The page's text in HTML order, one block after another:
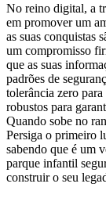
No reino digital, a
em promover um
as suas conquistas
um compromisso
que as suas
padrões de
tolerância zero
robustos para
Quando sobe no
Persiga o primeiro
sabendo que é um
parque infantil
construir o seu